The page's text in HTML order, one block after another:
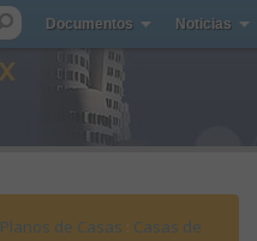
Documentos Noticias
Planos de Casas : Casas de